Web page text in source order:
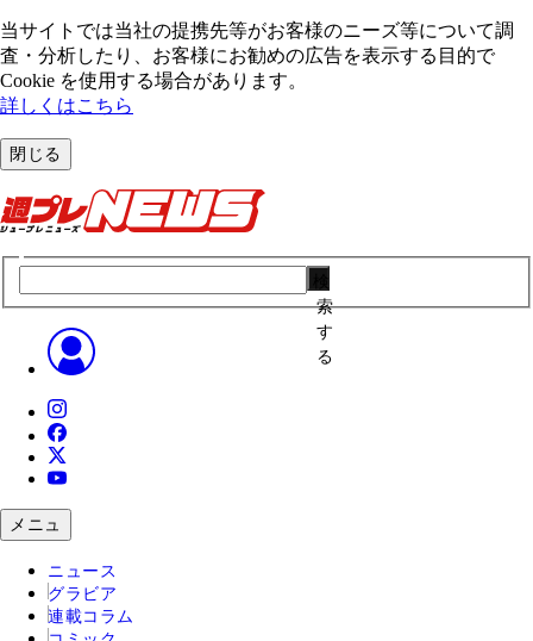
当サイトでは当社の提携先等がお客様のニーズ等について調
査・分析したり、お客様にお勧めの広告を表⽰する⽬的で
Cookie を使⽤する場合があります。
詳しくはこちら
閉じる
索
す
る
メニュ
ニュース
グラビア
連載コラム